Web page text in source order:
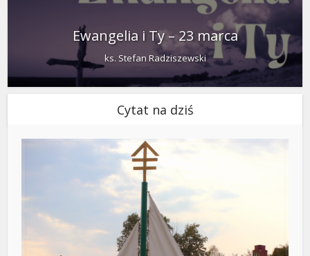
Ewangelia i Ty – 23 marca
ks. Stefan Radziszewski
Cytat na dziś